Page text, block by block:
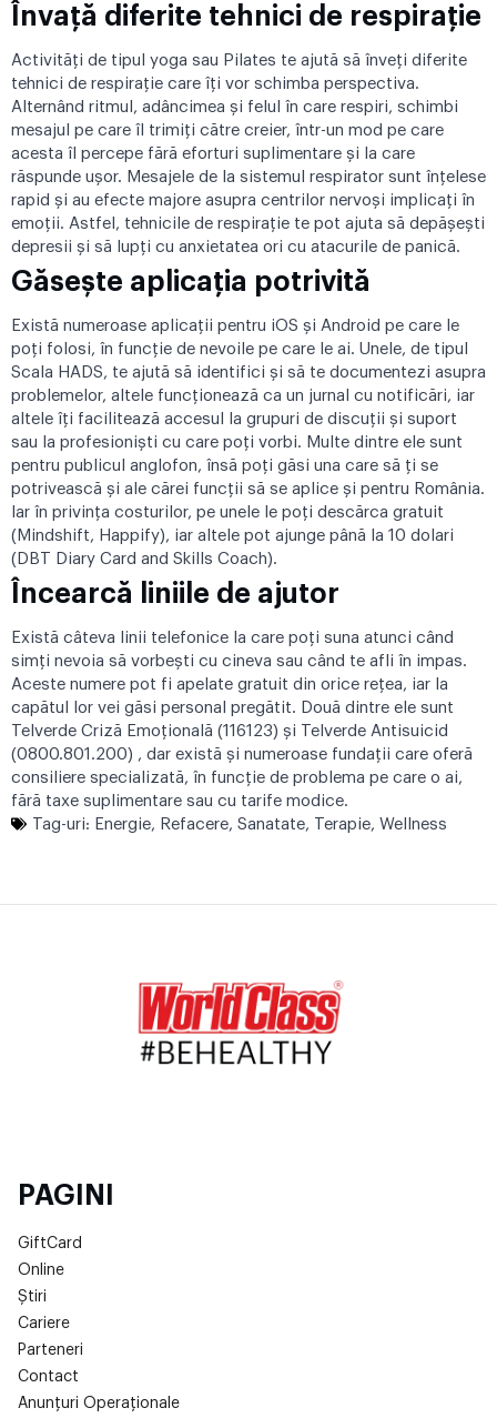
Învață diferite tehnici de respirație
Activități de tipul yoga sau Pilates te ajută să înveți diferite
tehnici de respirație care îți vor schimba perspectiva.
Alternând ritmul, adâncimea și felul în care respiri, schimbi
mesajul pe care îl trimiți către creier, într-un mod pe care
acesta îl percepe fără eforturi suplimentare și la care
răspunde ușor. Mesajele de la sistemul respirator sunt înțelese
rapid și au efecte majore asupra centrilor nervoși implicați în
emoții. Astfel, tehnicile de respirație te pot ajuta să depășești
depresii și să lupți cu anxietatea ori cu atacurile de panică.
Găsește aplicația potrivită
Există numeroase aplicații pentru iOS și Android pe care le
poți folosi, în funcție de nevoile pe care le ai. Unele, de tipul
Scala HADS, te ajută să identifici și să te documentezi asupra
problemelor, altele funcționează ca un jurnal cu notificări, iar
altele îți facilitează accesul la grupuri de discuții și suport
sau la profesioniști cu care poți vorbi. Multe dintre ele sunt
pentru publicul anglofon, însă poți găsi una care să ți se
potrivească și ale cărei funcții să se aplice și pentru România.
Iar în privința costurilor, pe unele le poți descărca gratuit
( Mindshift, Happify), iar altele pot ajunge până la 10 dolari
( DBT Diary Card and Skills Coach).
Încearcă liniile de ajutor
Există câteva linii telefonice la care poți suna atunci când
simți nevoia să vorbești cu cineva sau când te afli în impas.
Aceste numere pot fi apelate gratuit din orice rețea, iar la
capătul lor vei găsi personal pregătit. Două dintre ele sunt
Telverde Criză Emoțională (116123) și Telverde Antisuicid
(0800.801.200) , dar există și numeroase fundații care oferă
consiliere specializată, în funcție de problema pe care o ai,
fără taxe suplimentare sau cu tarife modice.
Tag-uri: Energie, Refacere, Sanatate, Terapie, Wellness
PAGINI
GiftCard
Online
Știri
Cariere
Parteneri
Contact
Anunțuri Operaționale